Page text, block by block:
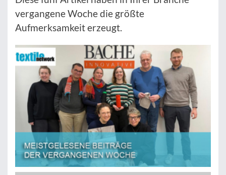
vergangene Woche die größte
Aufmerksamkeit erzeugt.